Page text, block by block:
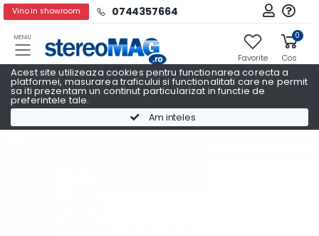
Acest site utilizeaza cookies pentru functionarea corecta a
platformei, masurarea traficului si functionalitati care ne permit
sa iti prezentam un continut particularizat in functie de
preferintele tale.
Am inteles
Vino in showroom 0744357664
MENIU
Favorite
0
Cos
Receivere AV YAMAHA